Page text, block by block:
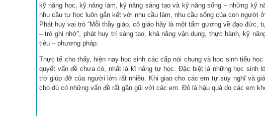
kỹ năng học, kỹ năng làm, kỹ năng sáng tạo và kỹ năng sống – những
nhu cầu tự học luôn gắn kết với nhu cầu làm, nhu cầu sống của con
Phát huy vai trò “Mỗi thầy giáo, cô giáo hãy là một tấm gương về đạo đức,
– trò ghi nhớ”, phát huy trí sáng tạo, khả năng vận dụng, thực hành, kỹ
tiêu – phương pháp.
Thực tế cho thấy, hiện nay học sinh các cấp nói chung và học sinh tiểu
quyết vấn đề chưa có, nhất là kĩ năng tự học. Đặc biệt là những học
trợ giúp đỡ của người lớn rất nhiều. Khi giao cho các em tự suy nghĩ và
cho dù có những vấn đề rất gần gũi với các em. Đó là hậu quả do các em